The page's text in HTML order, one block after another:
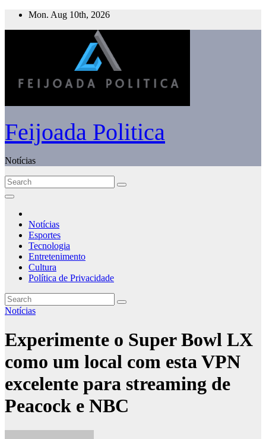
Skip
Mon. Aug 10th, 2026
Feijoada Politica
Notícias
Notícias
Esportes
Tecnologia
Entretenimento
Cultura
Política de Privacidade
Notícias
Experimente o Super Bowl LX
como um local com esta VPN
excelente para streaming de
Peacock e NBC